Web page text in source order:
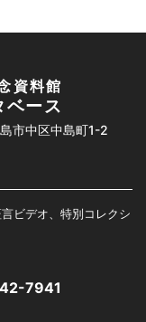
資料館
ベース
市中区中島町1-2
ビデオ、特別コレクシ
7941